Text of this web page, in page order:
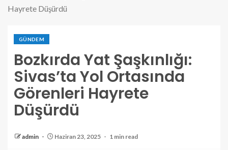
Hayrete Düşürdü
GÜNDEM
Bozkırda Yat Şaşkınlığı:
Sivas’ta Yol Ortasında
Görenleri Hayrete
Düşürdü
admin Haziran 23, 2025 1 min read